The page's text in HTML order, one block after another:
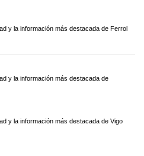
y la información más destacada de Ferrol
y la información más destacada de
y la información más destacada de Vigo